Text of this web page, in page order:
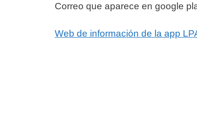
Correo que aparece en google
Web de información de la app